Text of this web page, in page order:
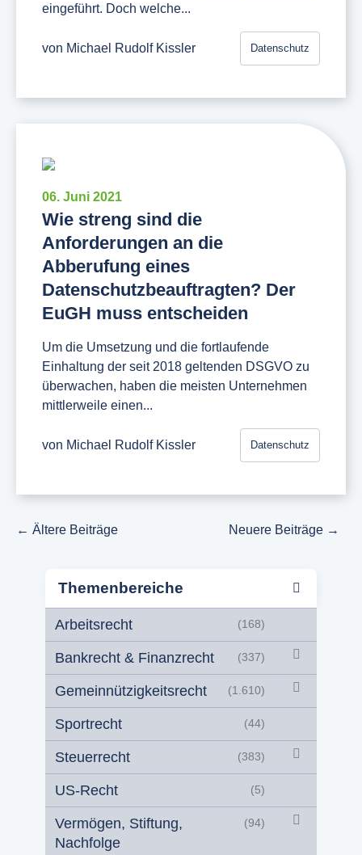
eingeführt. Doch welche...
von Michael Rudolf Kissler Datenschutz
06. Juni 2021
Wie streng sind die
Anforderungen an die
Abberufung eines
Datenschutzbeauftragten? Der
EuGH muss entscheiden
Um die Umsetzung und die fortlaufende
Einhaltung der seit 2018 geltenden DSGVO zu
überwachen, haben die meisten Unternehmen
mittlerweile einen...
von Michael Rudolf Kissler Datenschutz
← Ältere Beiträge Neuere Beiträge →
Themenbereiche
Arbeitsrecht (168)
Bankrecht & Finanzrecht (337)
Gemeinnützigkeitsrecht (1.610)
Sportrecht (44)
Steuerrecht (383)
US-Recht (5)
Vermögen, Stiftung,
Nachfolge
(94)